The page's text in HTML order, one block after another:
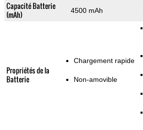
Capacité Batterie
(mAh)
4500 mAh
Propriétés de la
Batterie
Chargement rapide
Non-amovible